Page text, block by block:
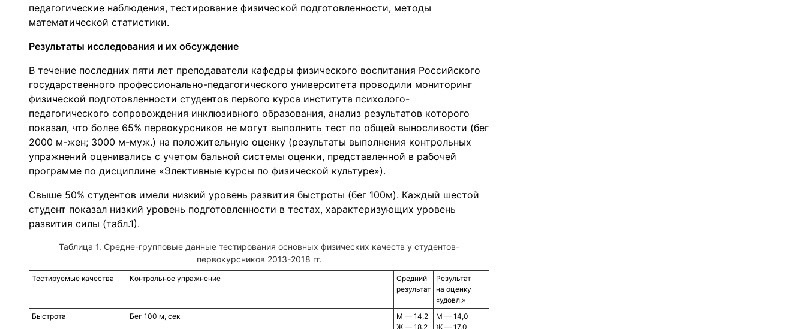
педагогические наблюдения, тестирование физической подготовленности, методы
математической статистики.
Результаты исследования и их обсуждение
В течение последних пяти лет преподаватели кафедры физического воспитания Российского
государственного профессионально-педагогического университета проводили мониторинг
физической подготовленности студентов первого курса института психолого-
педагогического сопровождения инклюзивного образования, анализ результатов которого
показал, что более 65% первокурсников не могут выполнить тест по общей выносливости (бег
2000 м-жен; 3000 м-муж.) на положительную оценку (результаты выполнения контрольных
упражнений оценивались с учетом бальной системы оценки, представленной в рабочей
программе по дисциплине «Элективные курсы по физической культуре»).
Свыше 50% студентов имели низкий уровень развития быстроты (бег 100м). Каждый шестой
студент показал низкий уровень подготовленности в тестах, характеризующих уровень
развития силы (табл.1).
Таблица 1. Средне-групповые данные тестирования основных физических качеств у студентов-
первокурсников 2013-2018 гг.
Тестируемые качества Контрольное упражнение
Средний
результат
Результат
на оценку
«удовл.»
Быстрота
Бег 100 м, сек
М — 14,2
Ж — 18,2
М — 14,0
Ж — 17,0